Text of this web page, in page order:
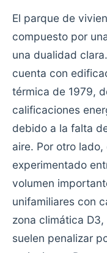
El parque de
compuesto por
una dualidad
cuenta con
térmica de 1979,
calificaciones
debido a la falta
aire. Por otro
experimentado
volumen
unifamiliares con
zona climática
suelen penalizar